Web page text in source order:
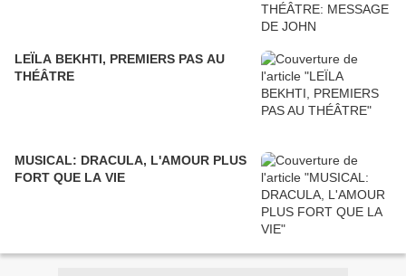
LEÏLA BEKHTI, PREMIERS PAS AU
THÉÂTRE
MUSICAL: DRACULA, L'AMOUR PLUS
FORT QUE LA VIE